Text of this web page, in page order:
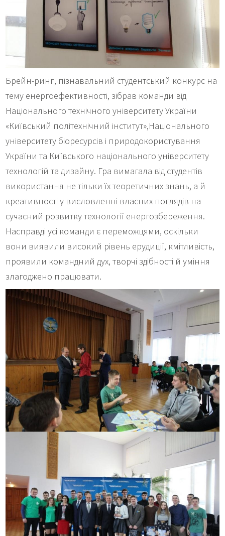
Брейн-ринг, пізнавальний студентський конкурс на
тему енергоефективності, зібрав команди від
Національного технічного університету України
«Київський політехнічний інститут»,Національного
університету біоресурсів і природокористування
України та Київського національного університету
технологій та дизайну. Гра вимагала від студентів
використання не тільки їх теоретичних знань, а й
креативності у висловленні власних поглядів на
сучасний розвитку технології енергозбереження.
Насправді усі команди є переможцями, оскільки
вони виявили високий рівень ерудиції, кмітливість,
проявили командний дух, творчі здібності й уміння
злагоджено працювати.